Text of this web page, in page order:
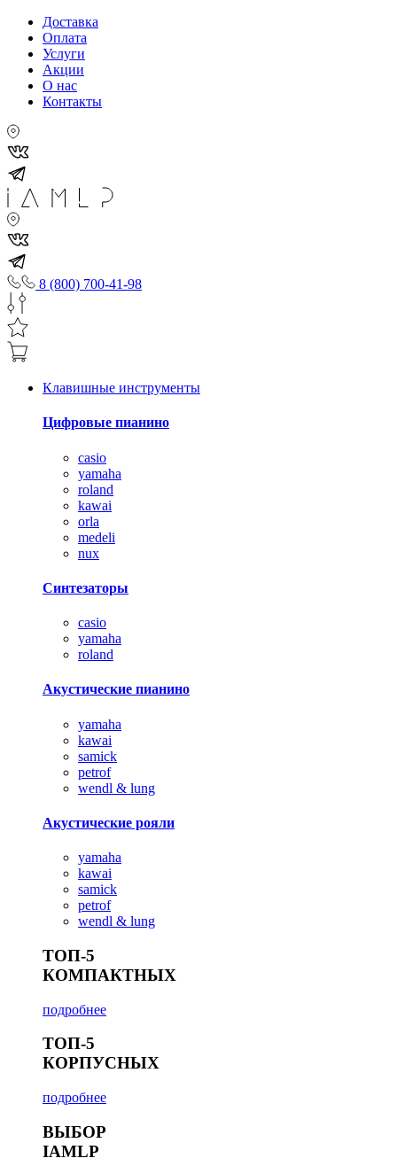
Доставка
Оплата
Услуги
Акции
О нас
Контакты
8 (800) 700-41-98
Клавишные инструменты
Цифровые пианино
casio
yamaha
roland
kawai
orla
medeli
nux
Синтезаторы
casio
yamaha
roland
Акустические пианино
yamaha
kawai
samick
petrof
wendl & lung
Акустические рояли
yamaha
kawai
samick
petrof
wendl & lung
ТОП-5
КОМПАКТНЫХ
подробнее
ТОП-5
КОРПУСНЫХ
подробнее
ВЫБОР
IAMLP